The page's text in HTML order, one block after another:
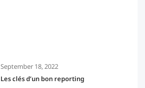
September 18, 2022
Les clés d’un bon reporting